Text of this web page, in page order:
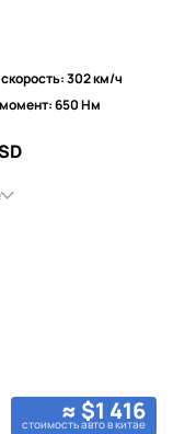
302 км/ч
650 Нм
≈ $1 416
стоимость авто в китае